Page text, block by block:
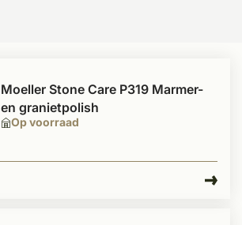
Op voorraad
Moeller Stone Care P319 Marmer-
en granietpolish